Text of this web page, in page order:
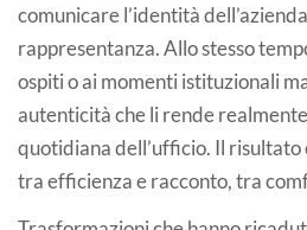
comunicare l’identità
rappresentanza. Allo stesso
ospiti o ai momenti istituzionali
autenticità che li rende
quotidiana dell’ufficio. Il
tra efficienza e racconto, tra